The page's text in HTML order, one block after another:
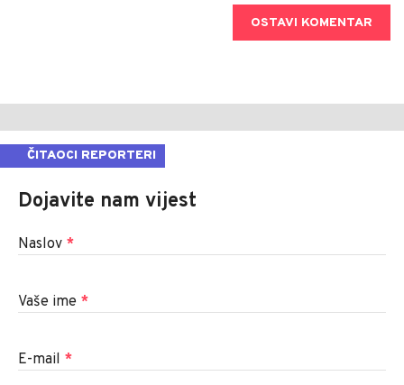
OSTAVI KOMENTAR
ČITAOCI REPORTERI
Dojavite nam vijest
Naslov *
Vaše ime *
E-mail *